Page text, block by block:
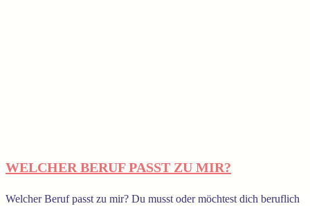
WELCHER BERUF PASST ZU MIR?
Welcher Beruf passt zu mir? Du musst oder möchtest dich beruflich